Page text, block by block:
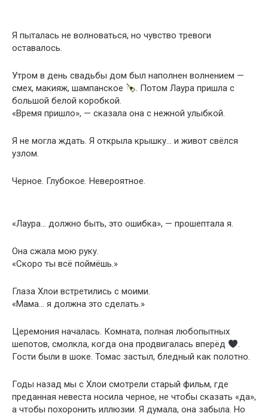
Я пыталась не волноваться, но чувство тревоги
оставалось.
Утром в день свадьбы дом был наполнен волнением —
смех, макияж, шампанское
. Потом Лаура пришла с
большой белой коробкой.
«Время пришло», — сказала она с нежной улыбкой.
Я не могла ждать. Я открыла крышку… и живот свёлся
узлом.
Черное. Глубокое. Невероятное.
«Лаура… должно быть, это ошибка», — прошептала я.
Она сжала мою руку.
«Скоро ты всё поймёшь.»
Глаза Хлои встретились с моими.
«Мама… я должна это сделать.»
Церемония началась. Комната, полная любопытных
шепотов, смолкла, когда она продвигалась вперёд
.
Гости были в шоке. Томас застыл, бледный как полотно.
Годы назад мы с Хлои смотрели старый фильм, где
преданная невеста носила черное, не чтобы сказать «да»,
а чтобы похоронить иллюзии. Я думала, она забыла. Но